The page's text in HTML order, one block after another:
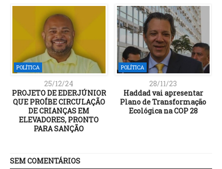
POLÍTICA
25/12/24
PROJETO DE EDERJÚNIOR
QUE PROÍBE CIRCULAÇÃO
DE CRIANÇAS EM
ELEVADORES, PRONTO
PARA SANÇÃO
POLÍTICA
28/11/23
Haddad vai apresentar
Plano de Transformação
Ecológica na COP 28
SEM COMENTÁRIOS